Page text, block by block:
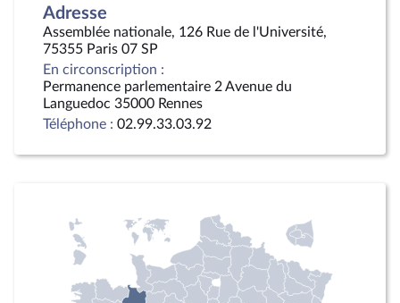
Adresse
Assemblée nationale, 126 Rue de l'Université,
75355 Paris 07 SP
En circonscription :
Permanence parlementaire 2 Avenue du
Languedoc 35000 Rennes
Téléphone : 02.99.33.03.92